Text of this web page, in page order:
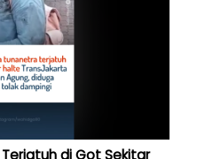
di Got Sekitar